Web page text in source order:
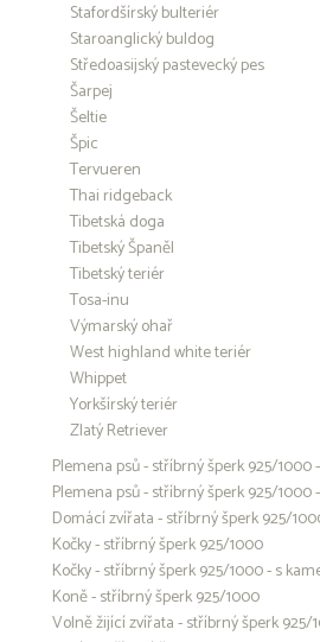
Stafordšírský bulteriér
Staroanglický buldog
Středoasijský pastevecký pes
Šarpej
Šeltie
Špic
Tervueren
Thai ridgeback
Tibetská doga
Tibetský Španěl
Tibetský teriér
Tosa-inu
Výmarský ohař
West highland white teriér
Whippet
Yorkšírský teriér
Zlatý Retriever
Plemena psů - stříbrný šperk 925/1000
Plemena psů - stříbrný šperk 925/1000
Domácí zvířata - stříbrný šperk 925/
Kočky - stříbrný šperk 925/1000
Kočky - stříbrný šperk 925/1000 - s
Koně - stříbrný šperk 925/1000
Volně žijící zvířata - stříbrný šperk 925/